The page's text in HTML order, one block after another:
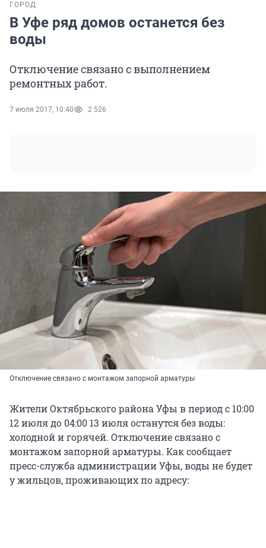
ГОРОД
В Уфе ряд домов останется без
воды
Отключение связано с выполнением
ремонтных работ.
7 июля 2017, 10:40 2 526
Отключение связано с монтажом запорной арматуры
Жители Октябрьского района Уфы в период с 10:00
12 июля до 04:00 13 июля останутся без воды:
холодной и горячей. Отключение связано с
монтажом запорной арматуры. Как сообщает
пресс-служба администрации Уфы, воды не будет
у жильцов, проживающих по адресу: